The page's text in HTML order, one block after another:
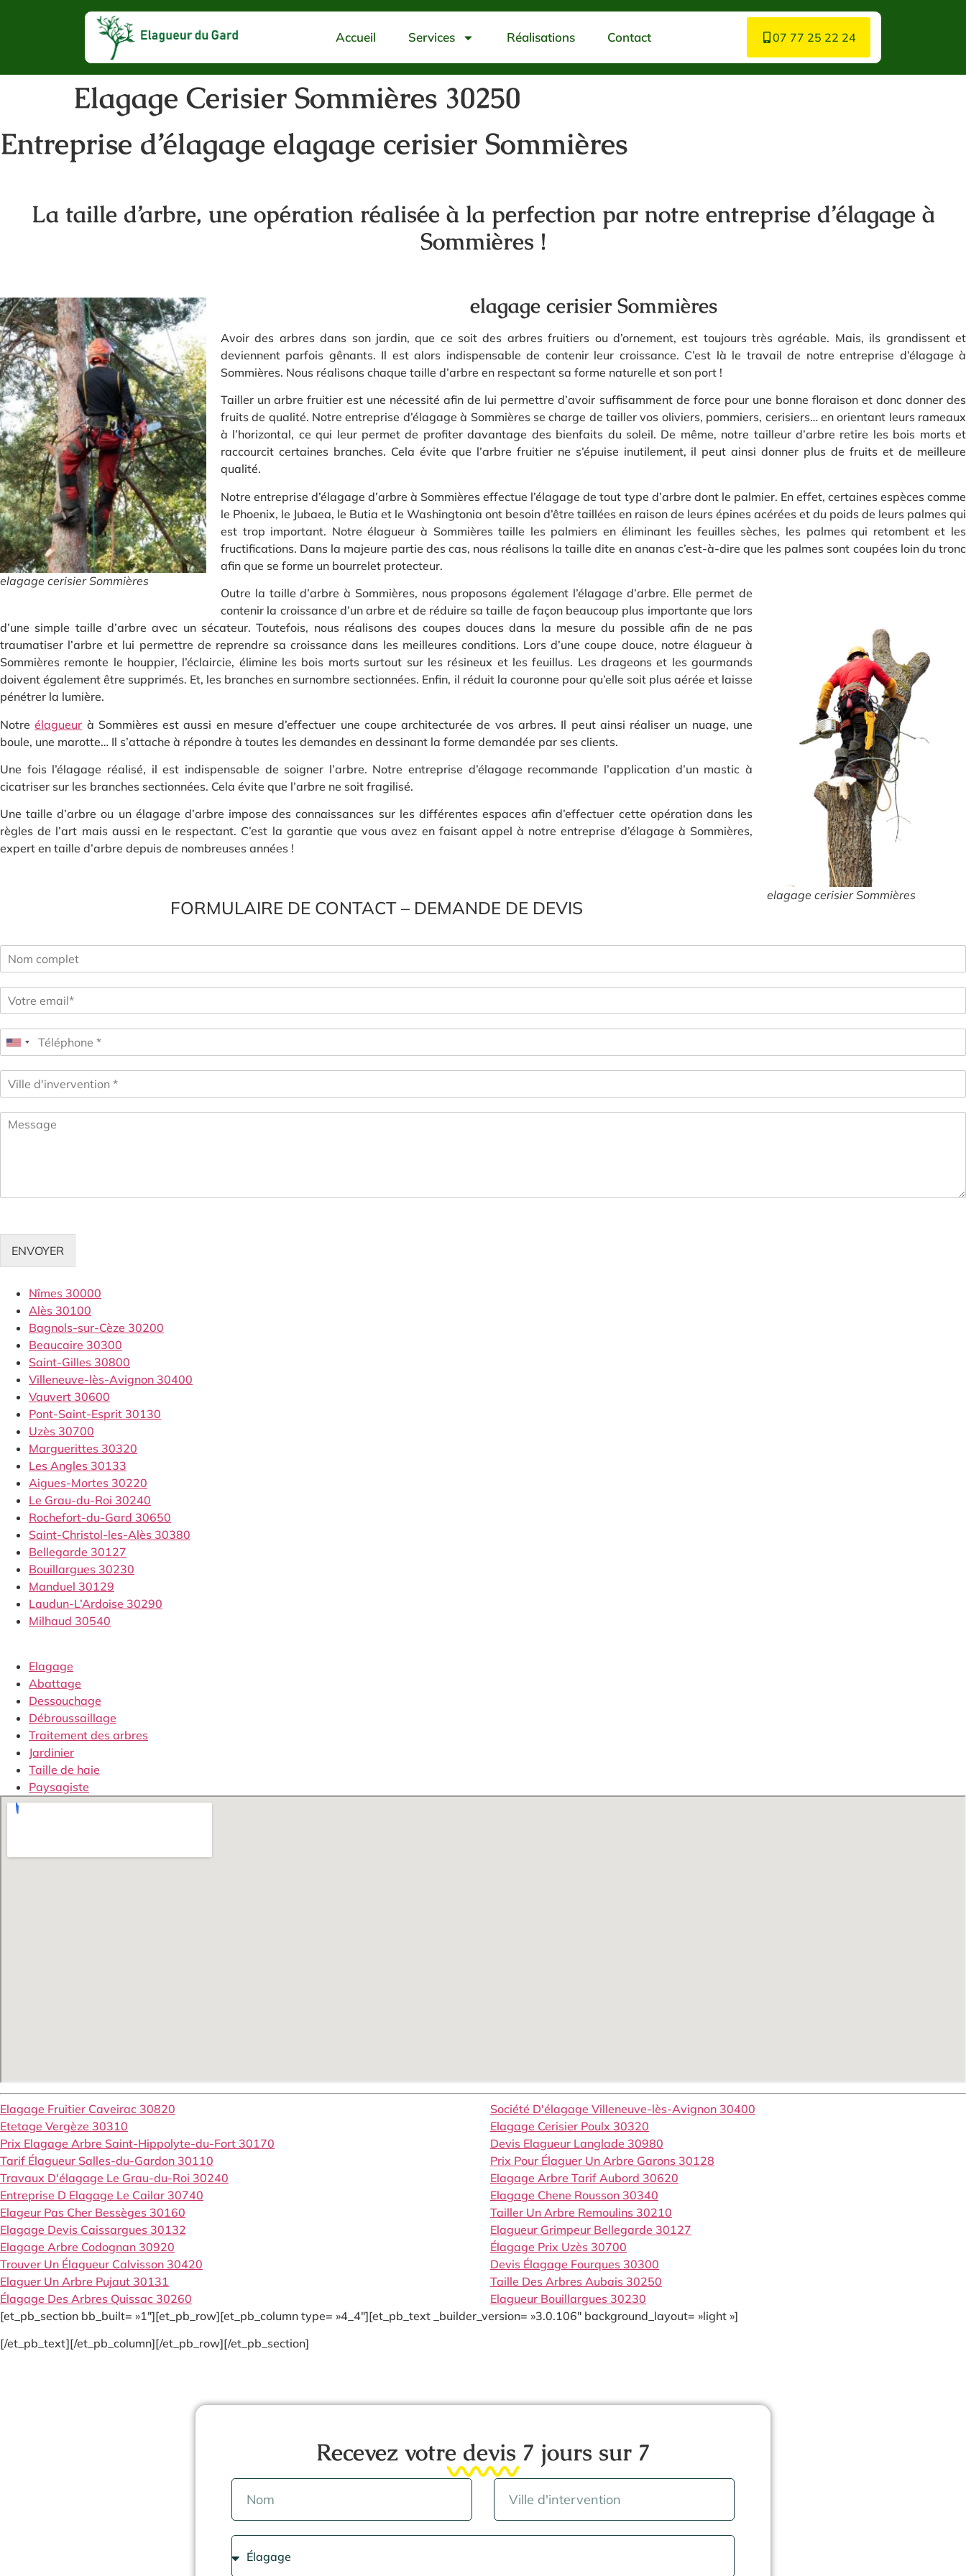
Accueil Services Réalisations Contact 07 77 25 22 24
Elagage Cerisier Sommières 30250
Entreprise d’élagage elagage cerisier Sommières
La taille d’arbre, une opération réalisée à la perfection par notre entreprise d’élagage à
Sommières !
elagage cerisier Sommières
elagage cerisier Sommières
Avoir des arbres dans son jardin, que ce soit des arbres fruitiers ou d’ornement, est toujours très agréable. Mais, ils grandissent et
deviennent parfois gênants. Il est alors indispensable de contenir leur croissance. C’est là le travail de notre entreprise d’élagage à
Sommières. Nous réalisons chaque taille d’arbre en respectant sa forme naturelle et son port !
Tailler un arbre fruitier est une nécessité afin de lui permettre d’avoir suffisamment de force pour une bonne floraison et donc donner des
fruits de qualité. Notre entreprise d’élagage à Sommières se charge de tailler vos oliviers, pommiers, cerisiers… en orientant leurs rameaux
à l’horizontal, ce qui leur permet de profiter davantage des bienfaits du soleil. De même, notre tailleur d’arbre retire les bois morts et
raccourcit certaines branches. Cela évite que l’arbre fruitier ne s’épuise inutilement, il peut ainsi donner plus de fruits et de meilleure
qualité.
Notre entreprise d’élagage d’arbre à Sommières effectue l’élagage de tout type d’arbre dont le palmier. En effet, certaines espèces comme
le Phoenix, le Jubaea, le Butia et le Washingtonia ont besoin d’être taillées en raison de leurs épines acérées et du poids de leurs palmes qui
est trop important. Notre élagueur à Sommières taille les palmiers en éliminant les feuilles sèches, les palmes qui retombent et les
fructifications. Dans la majeure partie des cas, nous réalisons la taille dite en ananas c’est-à-dire que les palmes sont coupées loin du tronc
afin que se forme un bourrelet protecteur.
elagage cerisier Sommières
Outre la taille d’arbre à Sommières, nous proposons également l’élagage d’arbre. Elle permet de
contenir la croissance d’un arbre et de réduire sa taille de façon beaucoup plus importante que lors
d’une simple taille d’arbre avec un sécateur. Toutefois, nous réalisons des coupes douces dans la mesure du possible afin de ne pas
traumatiser l’arbre et lui permettre de reprendre sa croissance dans les meilleures conditions. Lors d’une coupe douce, notre élagueur à
Sommières remonte le houppier, l’éclaircie, élimine les bois morts surtout sur les résineux et les feuillus. Les drageons et les gourmands
doivent également être supprimés. Et, les branches en surnombre sectionnées. Enfin, il réduit la couronne pour qu’elle soit plus aérée et laisse
pénétrer la lumière.
Notreélagueur à Sommières est aussi en mesure d’effectuer une coupe architecturée de vos arbres. Il peut ainsi réaliser un nuage, une
boule, une marotte… Il s’attache à répondre à toutes les demandes en dessinant la forme demandée par ses clients.
Une fois l’élagage réalisé, il est indispensable de soigner l’arbre. Notre entreprise d’élagage recommande l’application d’un mastic à
cicatriser sur les branches sectionnées. Cela évite que l’arbre ne soit fragilisé.
Une taille d’arbre ou un élagage d’arbre impose des connaissances sur les différentes espaces afin d’effectuer cette opération dans les
règles de l’art mais aussi en le respectant. C’est la garantie que vous avez en faisant appel à notre entreprise d’élagage à Sommières,
expert en taille d’arbre depuis de nombreuses années !
FORMULAIRE DE CONTACT – DEMANDE DE DEVIS
ENVOYER
Nîmes 30000
Alès 30100
Bagnols-sur-Cèze 30200
Beaucaire 30300
Saint-Gilles 30800
Villeneuve-lès-Avignon 30400
Vauvert 30600
Pont-Saint-Esprit 30130
Uzès 30700
Marguerittes 30320
Les Angles 30133
Aigues-Mortes 30220
Le Grau-du-Roi 30240
Rochefort-du-Gard 30650
Saint-Christol-les-Alès 30380
Bellegarde 30127
Bouillargues 30230
Manduel 30129
Laudun-L’Ardoise 30290
Milhaud 30540
Elagage
Abattage
Dessouchage
Débroussaillage
Traitement des arbres
Jardinier
Taille de haie
Paysagiste
Elagage Fruitier Caveirac 30820
Etetage Vergèze 30310
Prix Elagage Arbre Saint-Hippolyte-du-Fort 30170
Tarif Élagueur Salles-du-Gardon 30110
Travaux D'élagage Le Grau-du-Roi 30240
Entreprise D Elagage Le Cailar 30740
Elageur Pas Cher Bessèges 30160
Elagage Devis Caissargues 30132
Elagage Arbre Codognan 30920
Trouver Un Élagueur Calvisson 30420
Elaguer Un Arbre Pujaut 30131
Élagage Des Arbres Quissac 30260
Société D'élagage Villeneuve-lès-Avignon 30400
Elagage Cerisier Poulx 30320
Devis Elagueur Langlade 30980
Prix Pour Élaguer Un Arbre Garons 30128
Elagage Arbre Tarif Aubord 30620
Elagage Chene Rousson 30340
Tailler Un Arbre Remoulins 30210
Elagueur Grimpeur Bellegarde 30127
Élagage Prix Uzès 30700
Devis Élagage Fourques 30300
Taille Des Arbres Aubais 30250
Elagueur Bouillargues 30230
[et_pb_section bb_built= »1″][et_pb_row][et_pb_column type= »4_4″][et_pb_text _builder_version= »3.0.106″ background_layout= »light »]
[/et_pb_text][/et_pb_column][/et_pb_row][/et_pb_section]
Recevez votre devis 7 jours sur 7